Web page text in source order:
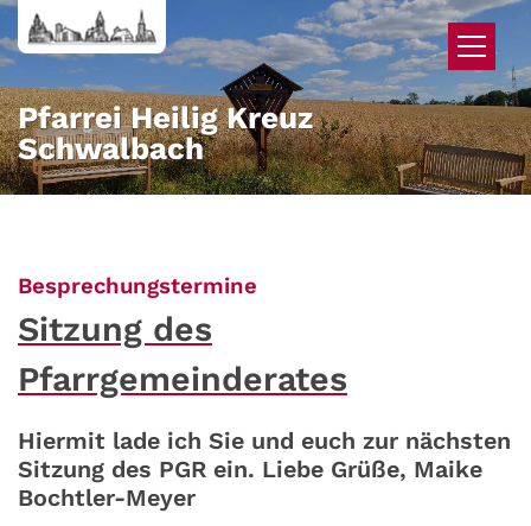
Zum Inhalt springen
Pfarrei Heilig Kreuz
Schwalbach
Besprechungstermine
Sitzung des
Pfarrgemeinderates
Hiermit lade ich Sie und euch zur nächsten
Sitzung des PGR ein. Liebe Grüße, Maike
Bochtler-Meyer